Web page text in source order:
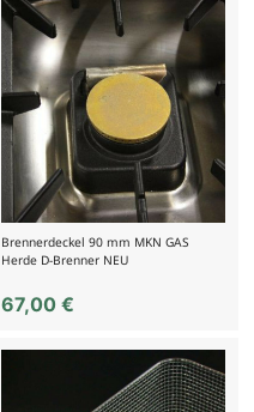
Brennerdeckel 90 mm MKN GAS
Herde D-Brenner NEU
67,00€